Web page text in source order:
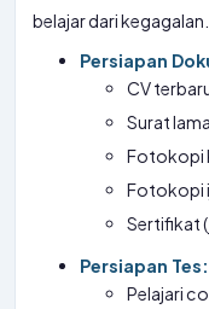
belajar dari
Persiapan
CV
Surat
Fotokopi
Fotokopi
Sertifikat
Persiapan Tes:
Pelajari